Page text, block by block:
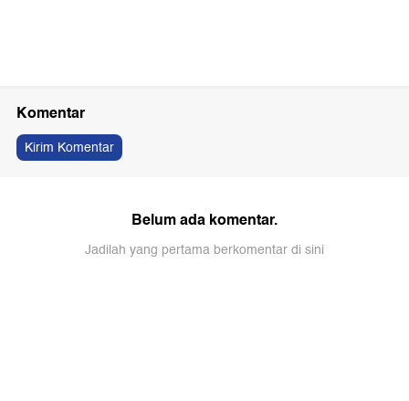
Komentar
Kirim Komentar
Belum ada komentar.
Jadilah yang pertama berkomentar di sini